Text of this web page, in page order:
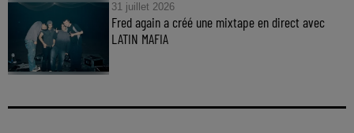
31 juillet 2026
Fred again a créé une mixtape en direct avec
LATIN MAFIA